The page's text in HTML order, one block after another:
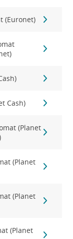
(Euronet)
Cash)
(Planet
(Planet
(Planet
(Planet